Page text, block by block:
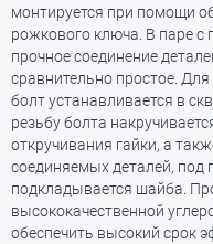
монтируется при помощи
рожкового ключа. В паре с
прочное соединение
сравнительно простое.
болт устанавливается в
резьбу болта
откручивания гайки, а
соединяемых деталей, под
подкладывается шайба.
высококачественной
обеспечить высокий срок